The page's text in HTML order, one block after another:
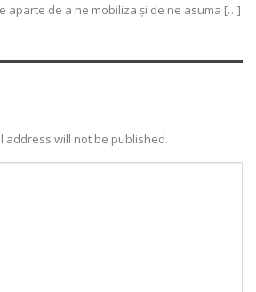
aparte de a ne mobiliza şi de ne asuma […]
address will not be published.